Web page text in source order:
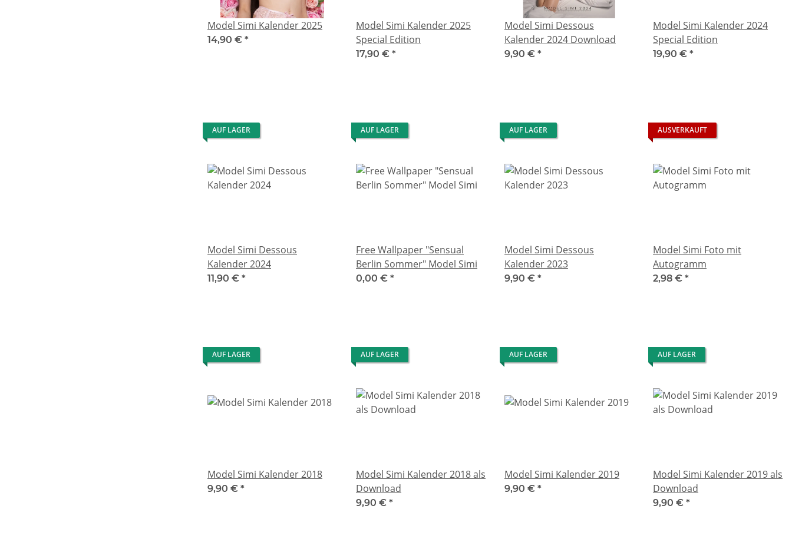
Model Simi Kalender 2025
14,90 € *
Model Simi Kalender 2025
Special Edition
17,90 € *
Model Simi Dessous
Kalender 2024 Download
9,90 € *
Model Simi Kalender 2024
Special Edition
19,90 € *
AUF LAGER
Model Simi Dessous
Kalender 2024
11,90 € *
AUF LAGER
Free Wallpaper "Sensual
Berlin Sommer" Model Simi
0,00 € *
AUF LAGER
Model Simi Dessous
Kalender 2023
9,90 € *
AUSVERKAUFT
Model Simi Foto mit
Autogramm
2,98 € *
AUF LAGER
Model Simi Kalender 2018
9,90 € *
AUF LAGER
Model Simi Kalender 2018 als
Download
9,90 € *
AUF LAGER
Model Simi Kalender 2019
9,90 € *
AUF LAGER
Model Simi Kalender 2019 als
Download
9,90 € *